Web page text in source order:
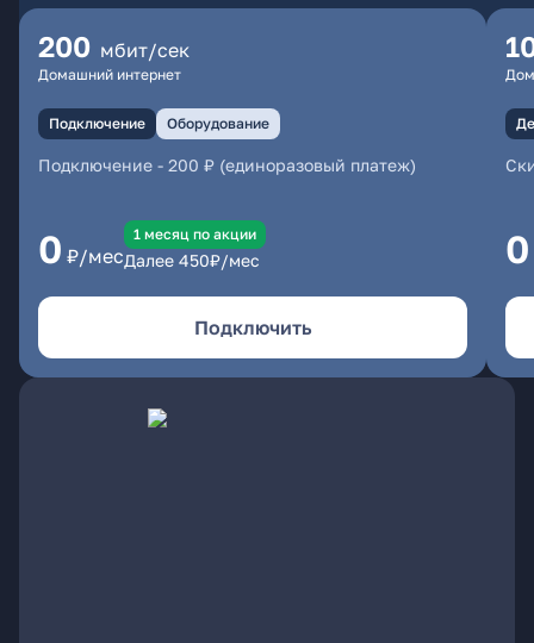
200 мбит/сек
Домашний интернет
Подключение Оборудование
Подключение - 200 ₽ (единоразовый платеж)
0 ₽/мес
1 месяц по акции
Далее 450₽/мес
Подключить
0